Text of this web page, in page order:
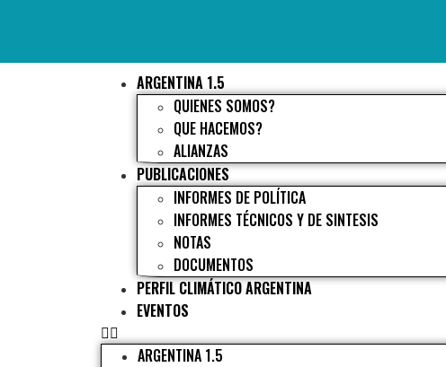
ARGENTINA 1.5
QUIENES SOMOS?
QUE HACEMOS?
ALIANZAS
PUBLICACIONES
INFORMES DE POLÍTICA
INFORMES TÉCNICOS Y DE SINTESIS
NOTAS
DOCUMENTOS
PERFIL CLIMÁTICO ARGENTINA
EVENTOS
ARGENTINA 1.5